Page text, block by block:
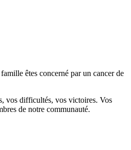
êtes concerné par un cancer de
vos difficultés, vos victoires. Vos
de notre communauté.